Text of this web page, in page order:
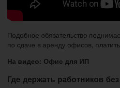
Подобное обязательство
по сдаче в аренду офисов, платить
На видео: Офис для ИП
Где держать работников